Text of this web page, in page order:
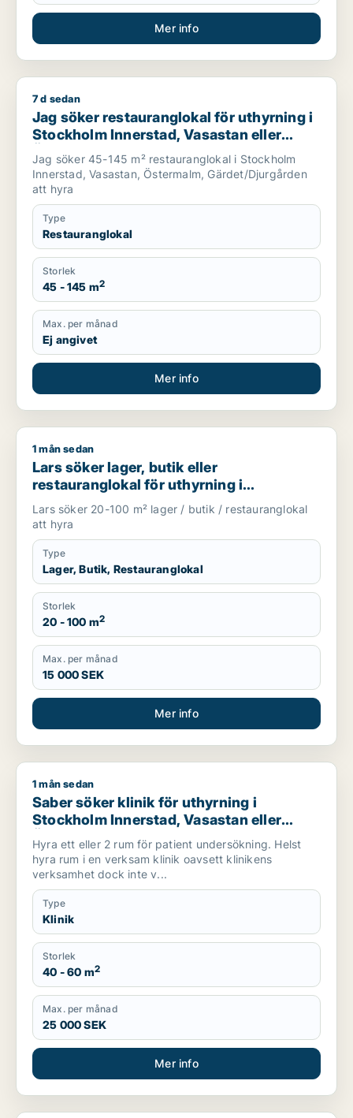
Mer info
Jag söker restauranglokal för uthyrning i Stockholm
7 d sedan
Jag söker restauranglokal för uthyrning i
Stockholm Innerstad, Vasastan eller
Östermalm m.fl.
Jag söker 45-145 m² restauranglokal i Stockholm
Innerstad, Vasastan, Östermalm, Gärdet/Djurgården
att hyra
Type
Restauranglokal
Storlek
45 - 145 m2
Max. per månad
Ej angivet
Mer info
Lars söker lager, butik eller restauranglokal för uthyrning i
1 mån sedan
Lars söker lager, butik eller
restauranglokal för uthyrning i
Stockholm Innerstad, Kungsholmen eller
Vasastan m.fl.
Lars söker 20-100 m² lager / butik / restauranglokal
att hyra
Type
Lager, Butik, Restauranglokal
Storlek
20 - 100 m2
Max. per månad
15 000 SEK
Mer info
Saber söker klinik för uthyrning i Stockholm Innerstad,
1 mån sedan
Saber söker klinik för uthyrning i
Stockholm Innerstad, Vasastan eller
Östermalm m.fl.
Hyra ett eller 2 rum för patient undersökning. Helst
hyra rum i en verksam klinik oavsett klinikens
verksamhet dock inte v...
Type
Klinik
Storlek
40 - 60 m2
Max. per månad
25 000 SEK
Mer info